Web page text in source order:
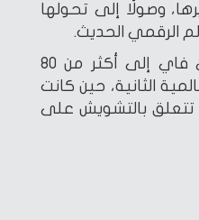
وصولًا إلى تحولها
الرقمي الحديث.
تعود جذور تقنية الواي فاي إلى أكثر من 80
الثانية، حين كانت
بالتشويش على